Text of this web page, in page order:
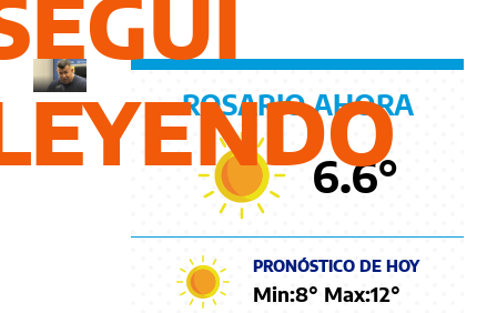
contentos"
ROSARIO AHORA
6.6°
PRONÓSTICO DE HOY
Min:8° Max:12°